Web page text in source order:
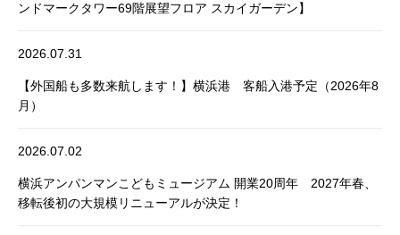
ンドマークタワー69階展望フロア スカイガーデン】
2026.07.31
【外国船も多数来航します！】横浜港 客船入港予定（2026年8
月）
2026.07.02
横浜アンパンマンこどもミュージアム 開業20周年 2027年春、
移転後初の大規模リニューアルが決定！